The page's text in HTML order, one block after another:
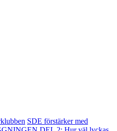
SDE förstärker med